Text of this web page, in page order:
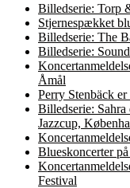
Billedserie: Torp
Stjernespækket
Billedserie: The
Billedserie:
Åmål
Perry Stenbäck er
Billedserie:
Jazzcup,
Blueskoncerter
Festival